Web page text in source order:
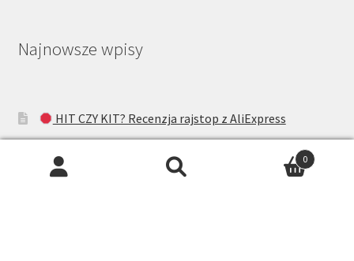
Najnowsze wpisy
HIT CZY KIT? Recenzja rajstop z AliExpress
Gabriella matt effect w ciekawym odcieniu
0